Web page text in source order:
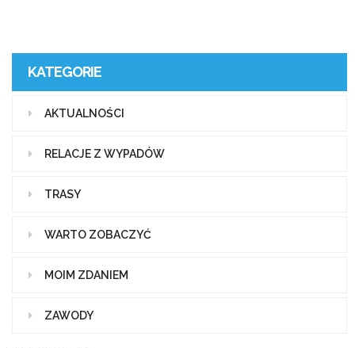
KATEGORIE
AKTUALNOŚCI
RELACJE Z WYPADÓW
TRASY
WARTO ZOBACZYĆ
MOIM ZDANIEM
ZAWODY